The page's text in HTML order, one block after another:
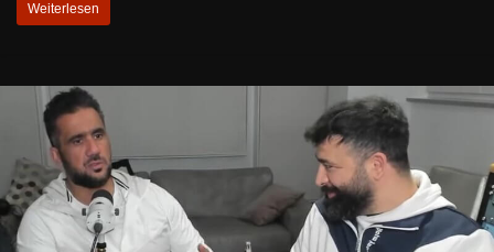
Weiterlesen